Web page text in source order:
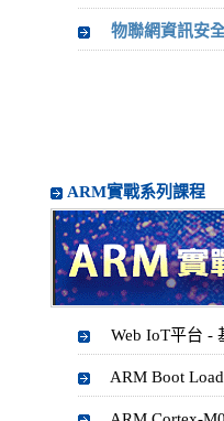
物聯網資訊安
ARM實戰系列課程
Web IoT平台 -
ARM Boot